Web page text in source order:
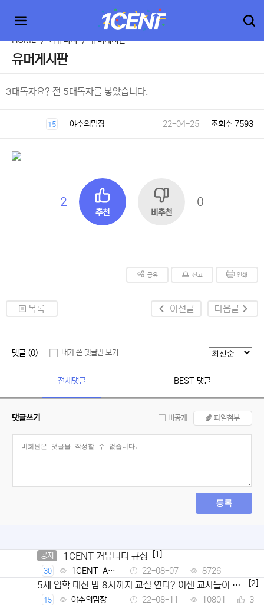
HOME > 커뮤니티 > 유머게시판
유머게시판
3대독자요? 전 5대독자를 낳았습니다.
15 야수의밈장 22-04-25 조회수 7593
2
추천 비추천
0
공유 신고 인쇄
목록 이전글 다음글
댓글 (0) 내가 쓴 댓글만 보기
전체댓글 BEST 댓글
댓글쓰기 비공개 파일첨부
등록
공지 1CENT 커뮤니티 규정 [1]
30
1CENT_Ad
min
22-08-07 8726
5세 입학 대신 밤 8시까지 교실 연다? 이젠 교사들이 뿔
났다
[2]
15 야수의밈장 22-08-11 10801 3